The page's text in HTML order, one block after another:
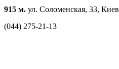
915 м. ул. Соломенская, 33, Киев
(044) 275-21-13